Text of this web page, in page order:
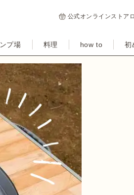
公式オンラインストア
プ場 料理 how to 初